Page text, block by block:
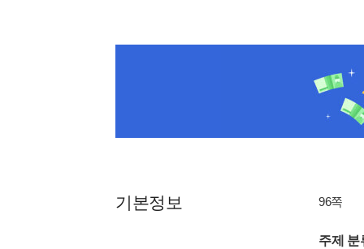
기본정보 96쪽
주제 분